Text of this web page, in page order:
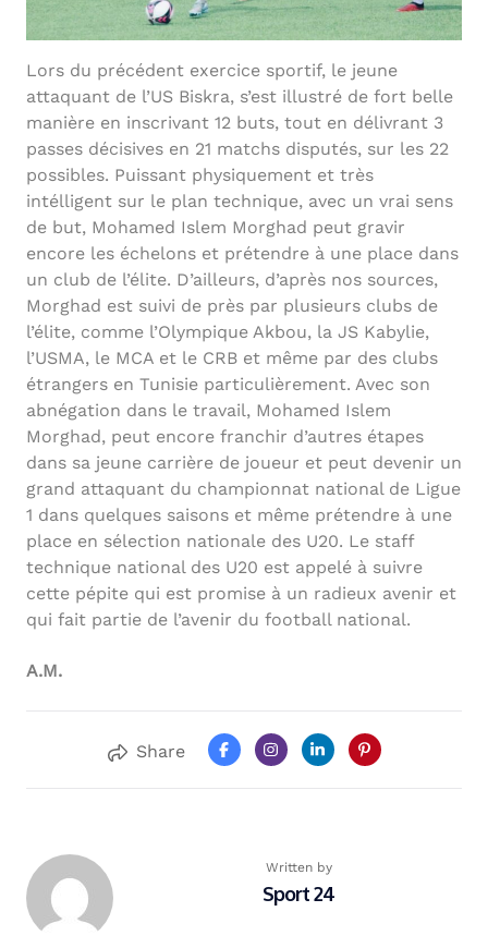
Lors du précédent exercice sportif, le jeune
attaquant de l’US Biskra, s’est illustré de fort belle
manière en inscrivant 12 buts, tout en délivrant 3
passes décisives en 21 matchs disputés, sur les 22
possibles. Puissant physiquement et très
intélligent sur le plan technique, avec un vrai sens
de but, Mohamed Islem Morghad peut gravir
encore les échelons et prétendre à une place dans
un club de l’élite. D’ailleurs, d’après nos sources,
Morghad est suivi de près par plusieurs clubs de
l’élite, comme l’Olympique Akbou, la JS Kabylie,
l’USMA, le MCA et le CRB et même par des clubs
étrangers en Tunisie particulièrement. Avec son
abnégation dans le travail, Mohamed Islem
Morghad, peut encore franchir d’autres étapes
dans sa jeune carrière de joueur et peut devenir un
grand attaquant du championnat national de Ligue
1 dans quelques saisons et même prétendre à une
place en sélection nationale des U20. Le staff
technique national des U20 est appelé à suivre
cette pépite qui est promise à un radieux avenir et
qui fait partie de l’avenir du football national.
A.M.
Share
Written by
Sport 24